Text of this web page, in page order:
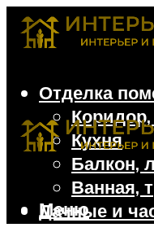
Отделка
Кухня
Балкон,
Ванная,
Дачные и
Меню